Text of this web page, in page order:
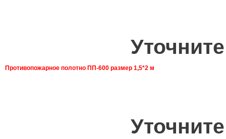
Противопожарное полотно ПП-600 размер 1,5*2 м